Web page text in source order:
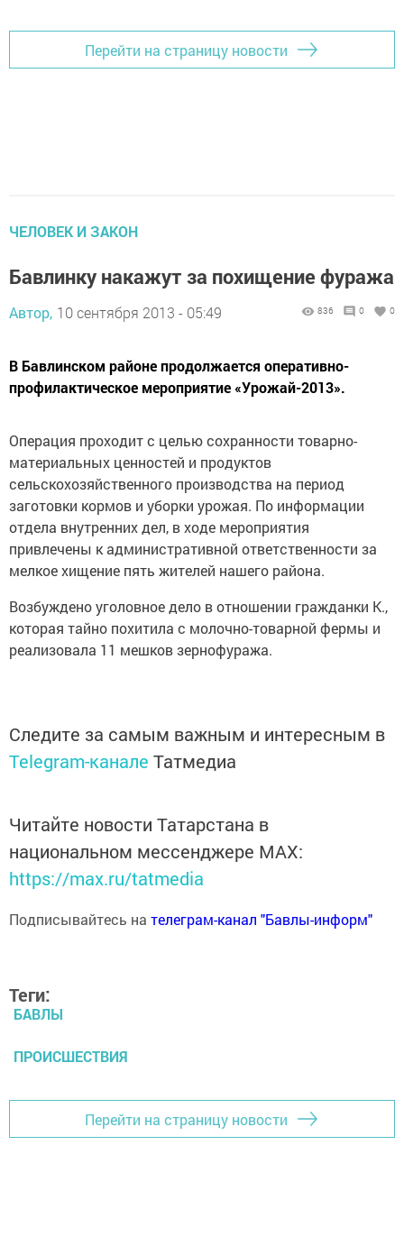
Перейти на страницу новости
ЧЕЛОВЕК И ЗАКОН
Бавлинку накажут за похищение фуража
Автор, 10 сентября 2013 - 05:49 836 0 0
В Бавлинском районе продолжается оперативно-
профилактическое мероприятие «Урожай-2013».
Операция проходит с целью сохранности товарно-
материальных ценностей и продуктов
сельскохозяйственного производства на период
заготовки кормов и уборки урожая. По информации
отдела внутренних дел, в ходе мероприятия
привлечены к административной ответственности за
мелкое хищение пять жителей нашего района.
Возбуждено уголовное дело в отношении гражданки К.,
которая тайно похитила с молочно-товарной фермы и
реализовала 11 мешков зернофуража.
Следите за самым важным и интересным в
Telegram-канале Татмедиа
Читайте новости Татарстана в
национальном мессенджере MАХ:
https://max.ru/tatmedia
Подписывайтесь на телеграм-канал "Бавлы-информ"
Теги:
БАВЛЫ
ПРОИСШЕСТВИЯ
Перейти на страницу новости